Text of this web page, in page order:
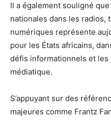
Il a également souligné
nationales dans les radios,
numériques représente
pour les États africains,
défis informationnels et les
médiatique.
S’appuyant sur des
majeures comme Frantz